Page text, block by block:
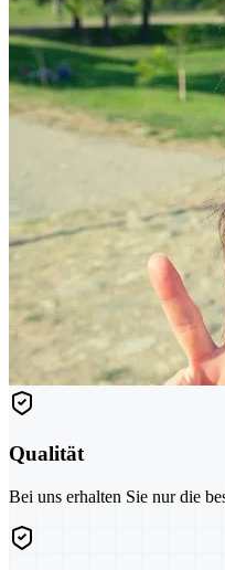
Qualität
Bei uns erhalten Sie nur die